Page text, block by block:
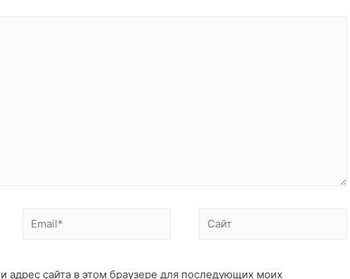
Email* Сайт
адрес сайта в этом браузере для последующих моих